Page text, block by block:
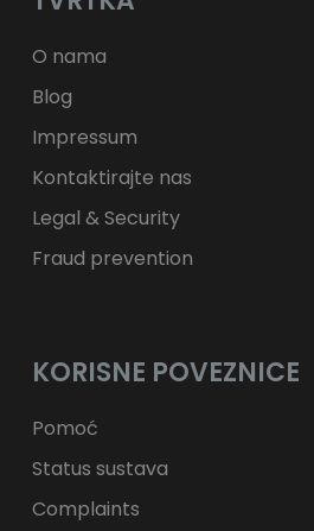
ft HUF
zł PLN
O nama
Blog
Impressum
Kontaktirajte nas
Legal & Security
Fraud prevention
KORISNE POVEZNICE
Pomoć
Status sustava
Complaints